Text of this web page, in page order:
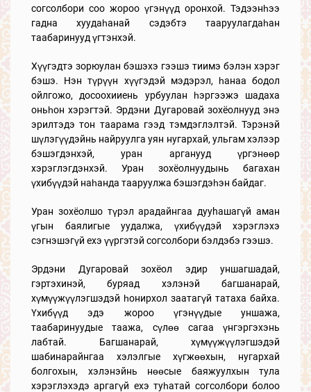
согсолбори соо жороо үгэнүүд оронхой. Тэдээнһээ
гадна хуудаһанай сэдэбтэ тааруулагдаһан
таабаринууд үгтэнхэй.
Хүүгэдтэ зорюулан бэшэхэ гээшэ тиимэ бэлэн хэрэг
бэшэ. Нэн түрүүн хүүгэдэй мэдэрэл, һанаа бодол
ойлгожо, досоохииень урбуулан һэргээжэ шадаха
оньһон хэрэгтэй. Эрдэни Дугаровай зохёолнууд энэ
эрилтэдэ тон таарама гээд тэмдэглэлтэй. Тэрэнэй
шүлэгүүдэйнь найруулга уян нугархай, ульгам хэлээр
бэшэгдэнхэй, уран арганууд үргэнөөр
хэрэглэгдэнхэй. Уран зохёолнуудынь багахан
үхибүүдэй наһанда тааруулжа бэшэгдэһэн байдаг.
Уран зохёолшо түрэл арадайнгаа дууhашагүй аман
үгын баялигые уудалжа, үхибүүдэй хэрэглэхэ
сэгнэшэгүй ехэ үүргэтэй согсолбори бэлдэбэ гээшэ.
Эрдэни Дугаровай зохёол эдир уншагшадай,
гэртэхинэй, буряад хэлэнэй багшанарай,
хүмүүжүүлэгшэдэй һонирхол заатагүй татаха байха.
Үхибүүд эдэ жороо үгэнүүдые уншажа,
таабаринуудые таажа, сүлөө сагаа үнгэргэхэнь
лабтай. Багшанарай, хүмүүжүүлэгшэдэй
шабинарайнгаа хэлэлгые хүгжөөхын, нугархай
болгохын, хэлэнэйнь нөөсые баяжуулхын тула
хэрэглэхэдэ аргагүй ехэ туһатай согсолбори болоо